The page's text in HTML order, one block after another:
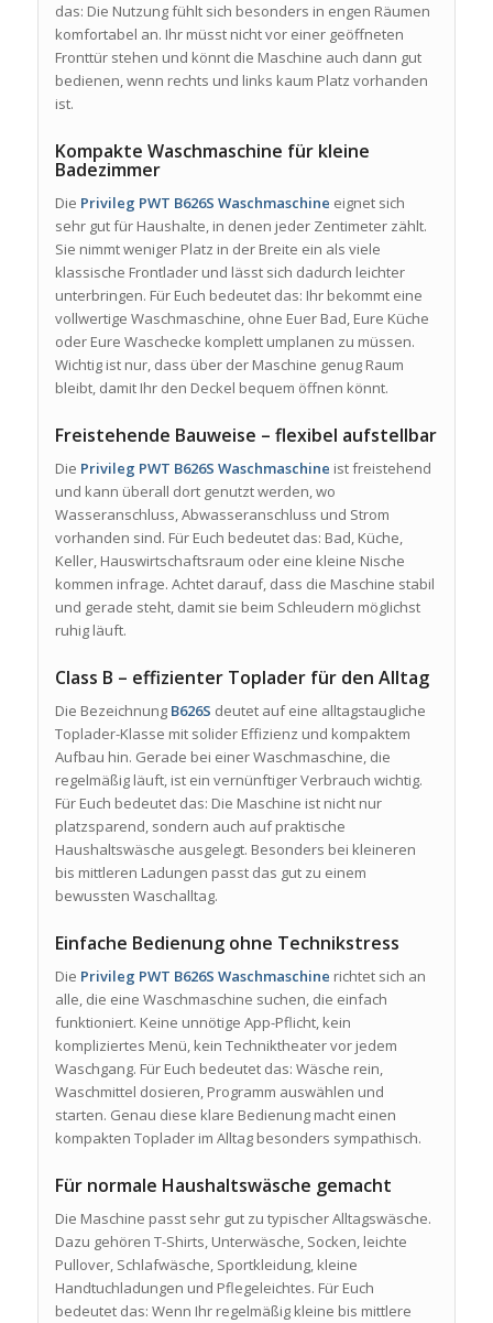
das: Die Nutzung fühlt sich besonders in engen Räumen
komfortabel an. Ihr müsst nicht vor einer geöffneten
Fronttür stehen und könnt die Maschine auch dann gut
bedienen, wenn rechts und links kaum Platz vorhanden
ist.
Kompakte Waschmaschine für kleine
Badezimmer
Die Privileg PWT B626S Waschmaschine eignet sich
sehr gut für Haushalte, in denen jeder Zentimeter zählt.
Sie nimmt weniger Platz in der Breite ein als viele
klassische Frontlader und lässt sich dadurch leichter
unterbringen. Für Euch bedeutet das: Ihr bekommt eine
vollwertige Waschmaschine, ohne Euer Bad, Eure Küche
oder Eure Waschecke komplett umplanen zu müssen.
Wichtig ist nur, dass über der Maschine genug Raum
bleibt, damit Ihr den Deckel bequem öffnen könnt.
Freistehende Bauweise – flexibel aufstellbar
Die Privileg PWT B626S Waschmaschine ist freistehend
und kann überall dort genutzt werden, wo
Wasseranschluss, Abwasseranschluss und Strom
vorhanden sind. Für Euch bedeutet das: Bad, Küche,
Keller, Hauswirtschaftsraum oder eine kleine Nische
kommen infrage. Achtet darauf, dass die Maschine stabil
und gerade steht, damit sie beim Schleudern möglichst
ruhig läuft.
Class B – effizienter Toplader für den Alltag
Die Bezeichnung B626S deutet auf eine alltagstaugliche
Toplader-Klasse mit solider Effizienz und kompaktem
Aufbau hin. Gerade bei einer Waschmaschine, die
regelmäßig läuft, ist ein vernünftiger Verbrauch wichtig.
Für Euch bedeutet das: Die Maschine ist nicht nur
platzsparend, sondern auch auf praktische
Haushaltswäsche ausgelegt. Besonders bei kleineren
bis mittleren Ladungen passt das gut zu einem
bewussten Waschalltag.
Einfache Bedienung ohne Technikstress
Die Privileg PWT B626S Waschmaschine richtet sich an
alle, die eine Waschmaschine suchen, die einfach
funktioniert. Keine unnötige App-Pflicht, kein
kompliziertes Menü, kein Techniktheater vor jedem
Waschgang. Für Euch bedeutet das: Wäsche rein,
Waschmittel dosieren, Programm auswählen und
starten. Genau diese klare Bedienung macht einen
kompakten Toplader im Alltag besonders sympathisch.
Für normale Haushaltswäsche gemacht
Die Maschine passt sehr gut zu typischer Alltagswäsche.
Dazu gehören T-Shirts, Unterwäsche, Socken, leichte
Pullover, Schlafwäsche, Sportkleidung, kleine
Handtuchladungen und Pflegeleichtes. Für Euch
bedeutet das: Wenn Ihr regelmäßig kleine bis mittlere